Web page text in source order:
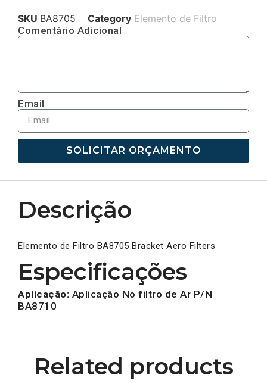
SKU BA8705 Category Elemento de Filtro
Comentário Adicional
Email
SOLICITAR ORÇAMENTO
Descrição
Elemento de Filtro BA8705 Bracket Aero Filters
Especificações
Aplicação: Aplicação No filtro de Ar P/N
BA8710
Related products